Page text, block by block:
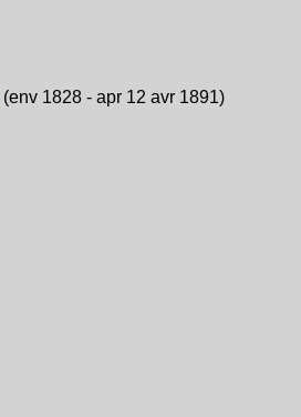
(env 1828 - apr 12 avr 1891)